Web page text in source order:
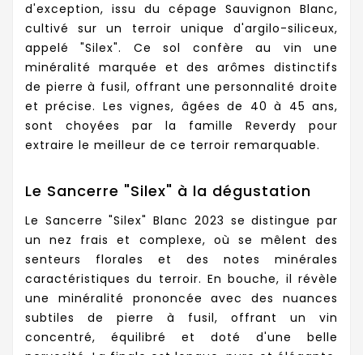
d'exception, issu du cépage Sauvignon Blanc,
cultivé sur un terroir unique d'argilo-siliceux,
appelé "Silex". Ce sol confère au vin une
minéralité marquée et des arômes distinctifs
de pierre à fusil, offrant une personnalité droite
et précise. Les vignes, âgées de 40 à 45 ans,
sont choyées par la famille Reverdy pour
extraire le meilleur de ce terroir remarquable.
Le Sancerre "Silex" à la dégustation
Le Sancerre "Silex" Blanc 2023 se distingue par
un nez frais et complexe, où se mêlent des
senteurs florales et des notes minérales
caractéristiques du terroir. En bouche, il révèle
une minéralité prononcée avec des nuances
subtiles de pierre à fusil, offrant un vin
concentré, équilibré et doté d'une belle